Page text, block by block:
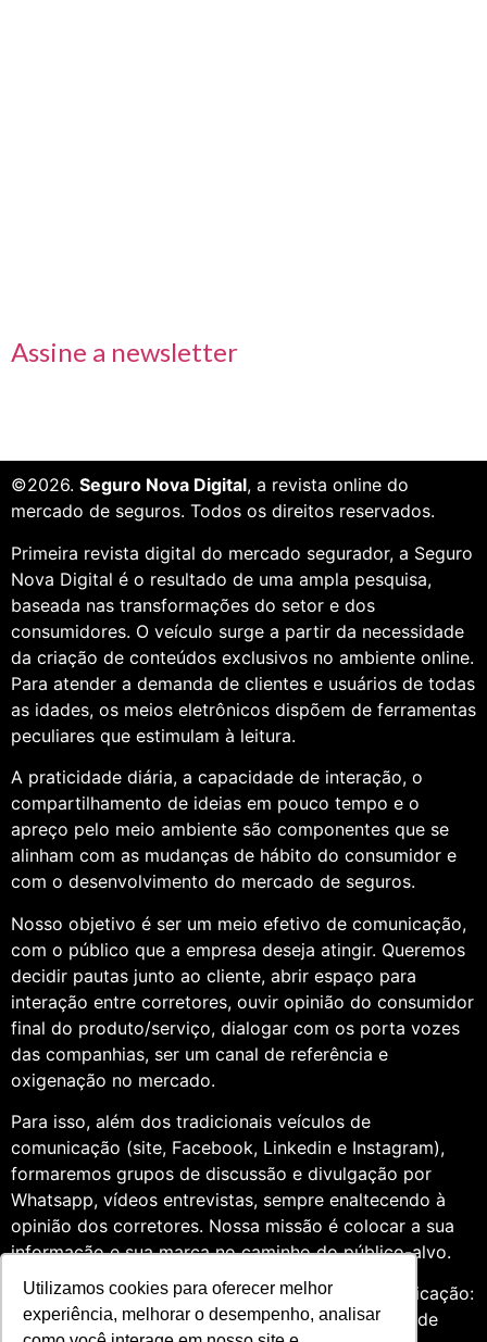
Utilizamos cookies para oferecer melhor
experiência, melhorar o desempenho, analisar
Assine a newsletter
©2026. Seguro Nova Digital, a revista online do
mercado de seguros. Todos os direitos reservados.
Primeira revista digital do mercado segurador, a Seguro
Nova Digital é o resultado de uma ampla pesquisa,
baseada nas transformações do setor e dos
consumidores. O veículo surge a partir da necessidade
da criação de conteúdos exclusivos no ambiente online.
Para atender a demanda de clientes e usuários de todas
as idades, os meios eletrônicos dispõem de ferramentas
peculiares que estimulam à leitura.
A praticidade diária, a capacidade de interação, o
compartilhamento de ideias em pouco tempo e o
apreço pelo meio ambiente são componentes que se
alinham com as mudanças de hábito do consumidor e
com o desenvolvimento do mercado de seguros.
Nosso objetivo é ser um meio efetivo de comunicação,
com o público que a empresa deseja atingir. Queremos
decidir pautas junto ao cliente, abrir espaço para
interação entre corretores, ouvir opinião do consumidor
final do produto/serviço, dialogar com os porta vozes
das companhias, ser um canal de referência e
oxigenação no mercado.
Para isso, além dos tradicionais veículos de
comunicação (site, Facebook, Linkedin e Instagram),
formaremos grupos de discussão e divulgação por
Whatsapp, vídeos entrevistas, sempre enaltecendo à
opinião dos corretores. Nossa missão é colocar a sua
informação e sua marca no caminho do público-alvo.
Somos profissionais formados na área de comunicação:
Jornalismo e Relações Públicas. Assim, por meio de